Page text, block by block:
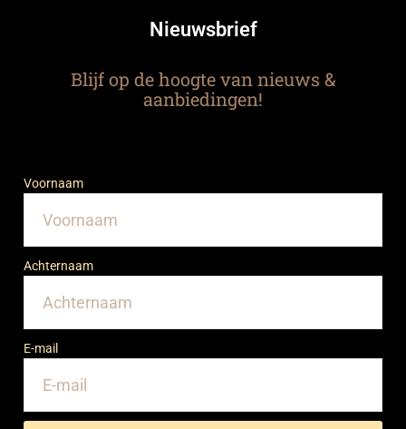
Nieuwsbrief
Blijf op de hoogte van nieuws &
aanbiedingen!
Voornaam
Achternaam
E-mail